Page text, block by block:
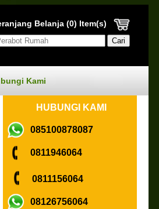
Belanja (0) Item(s)
Kami
HUBUNGI KAMI
085100878087
0811946064
0811156064
08126756064